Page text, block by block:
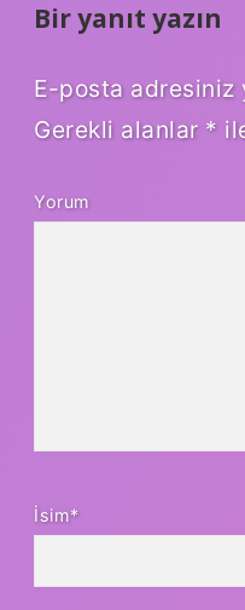
Bir yanıt yazın
E-posta adresiniz
Gerekli alanlar *
Yorum
İsim*